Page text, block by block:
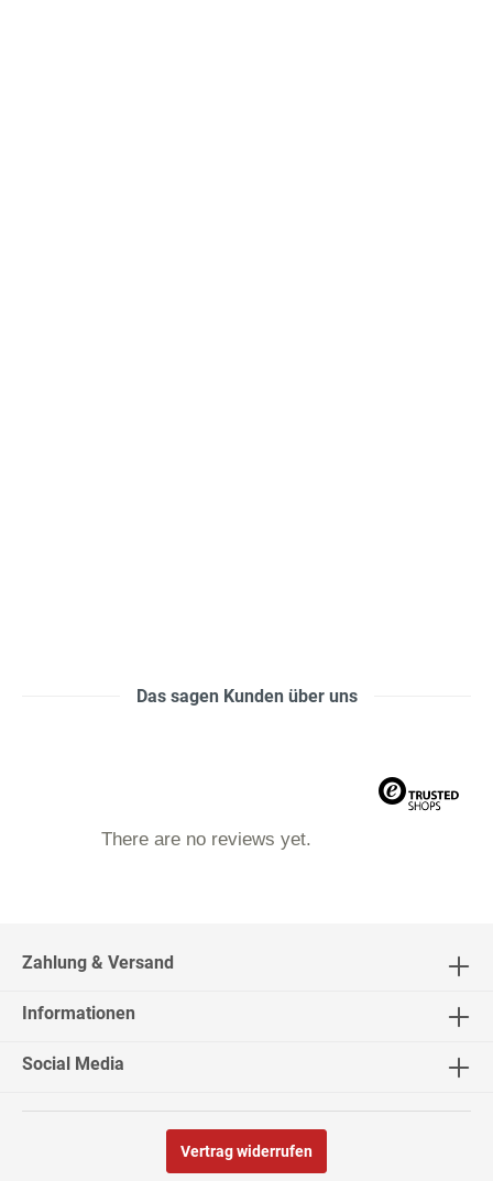
Das sagen Kunden über uns
There are no reviews yet.
Zahlung & Versand
Informationen
Social Media
Vertrag widerrufen